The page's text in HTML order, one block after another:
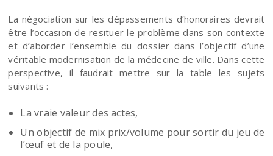
La négociation sur les dépassements d’honoraires devrait
être l’occasion de resituer le problème dans son contexte
et d’aborder l’ensemble du dossier dans l’objectif d’une
véritable modernisation de la médecine de ville. Dans cette
perspective, il faudrait mettre sur la table les sujets
suivants :
La vraie valeur des actes,
Un objectif de mix prix/volume pour sortir du jeu de
l’œuf et de la poule,